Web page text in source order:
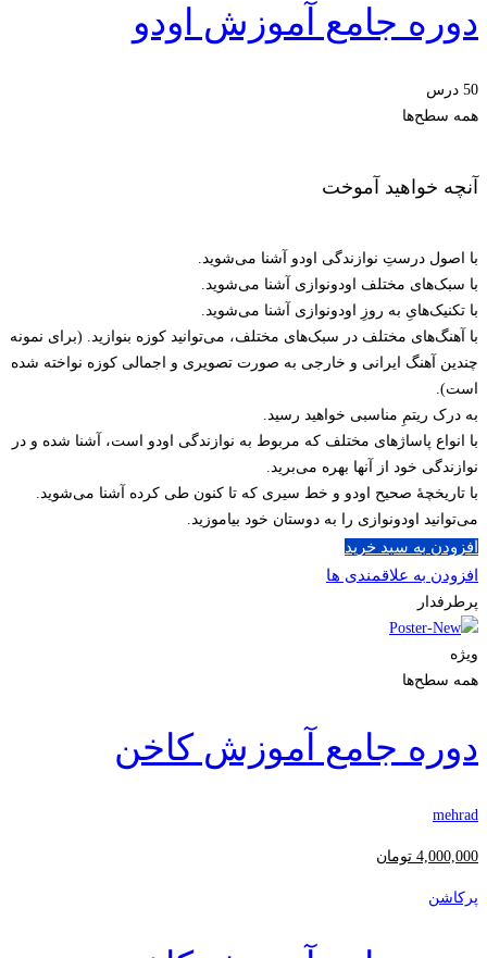
دوره جامع آموزش اودو
50 درس
همه سطح‌ها
آنچه خواهید آموخت
با اصول درستِ نوازندگی اودو آشنا می‌شوید.
با سبک‌های مختلف اودونوازی آشنا می‌شوید.
با تکنیک‌هایِ به روزِ اودونوازی آشنا می‌شوید.
با آهنگ‌های مختلف در سبک‌های مختلف، می‌توانید کوزه بنوازید. (برای نمونه
چندین آهنگ ایرانی و خارجی به صورت تصویری و اجمالی کوزه نواخته شده
است).
به درک ریتمِ مناسبی خواهید رسید.
با انواع پاساژهای مختلف که مربوط به نوازندگی اودو است، آشنا شده و در
نوازندگی خود از آنها بهره می‌برید.
با تاریخچۀ صحیح اودو و خط سیری که تا کنون طی کرده آشنا می‌شوید.
می‌توانید اودونوازی را به دوستان خود بیاموزید.
افزودن به سبد خرید
افزودن به علاقمندی ها
پرطرفدار
ویژه
همه سطح‌ها
دوره جامع آموزش کاخن
mehrad
4,000,000 تومان
پرکاشن